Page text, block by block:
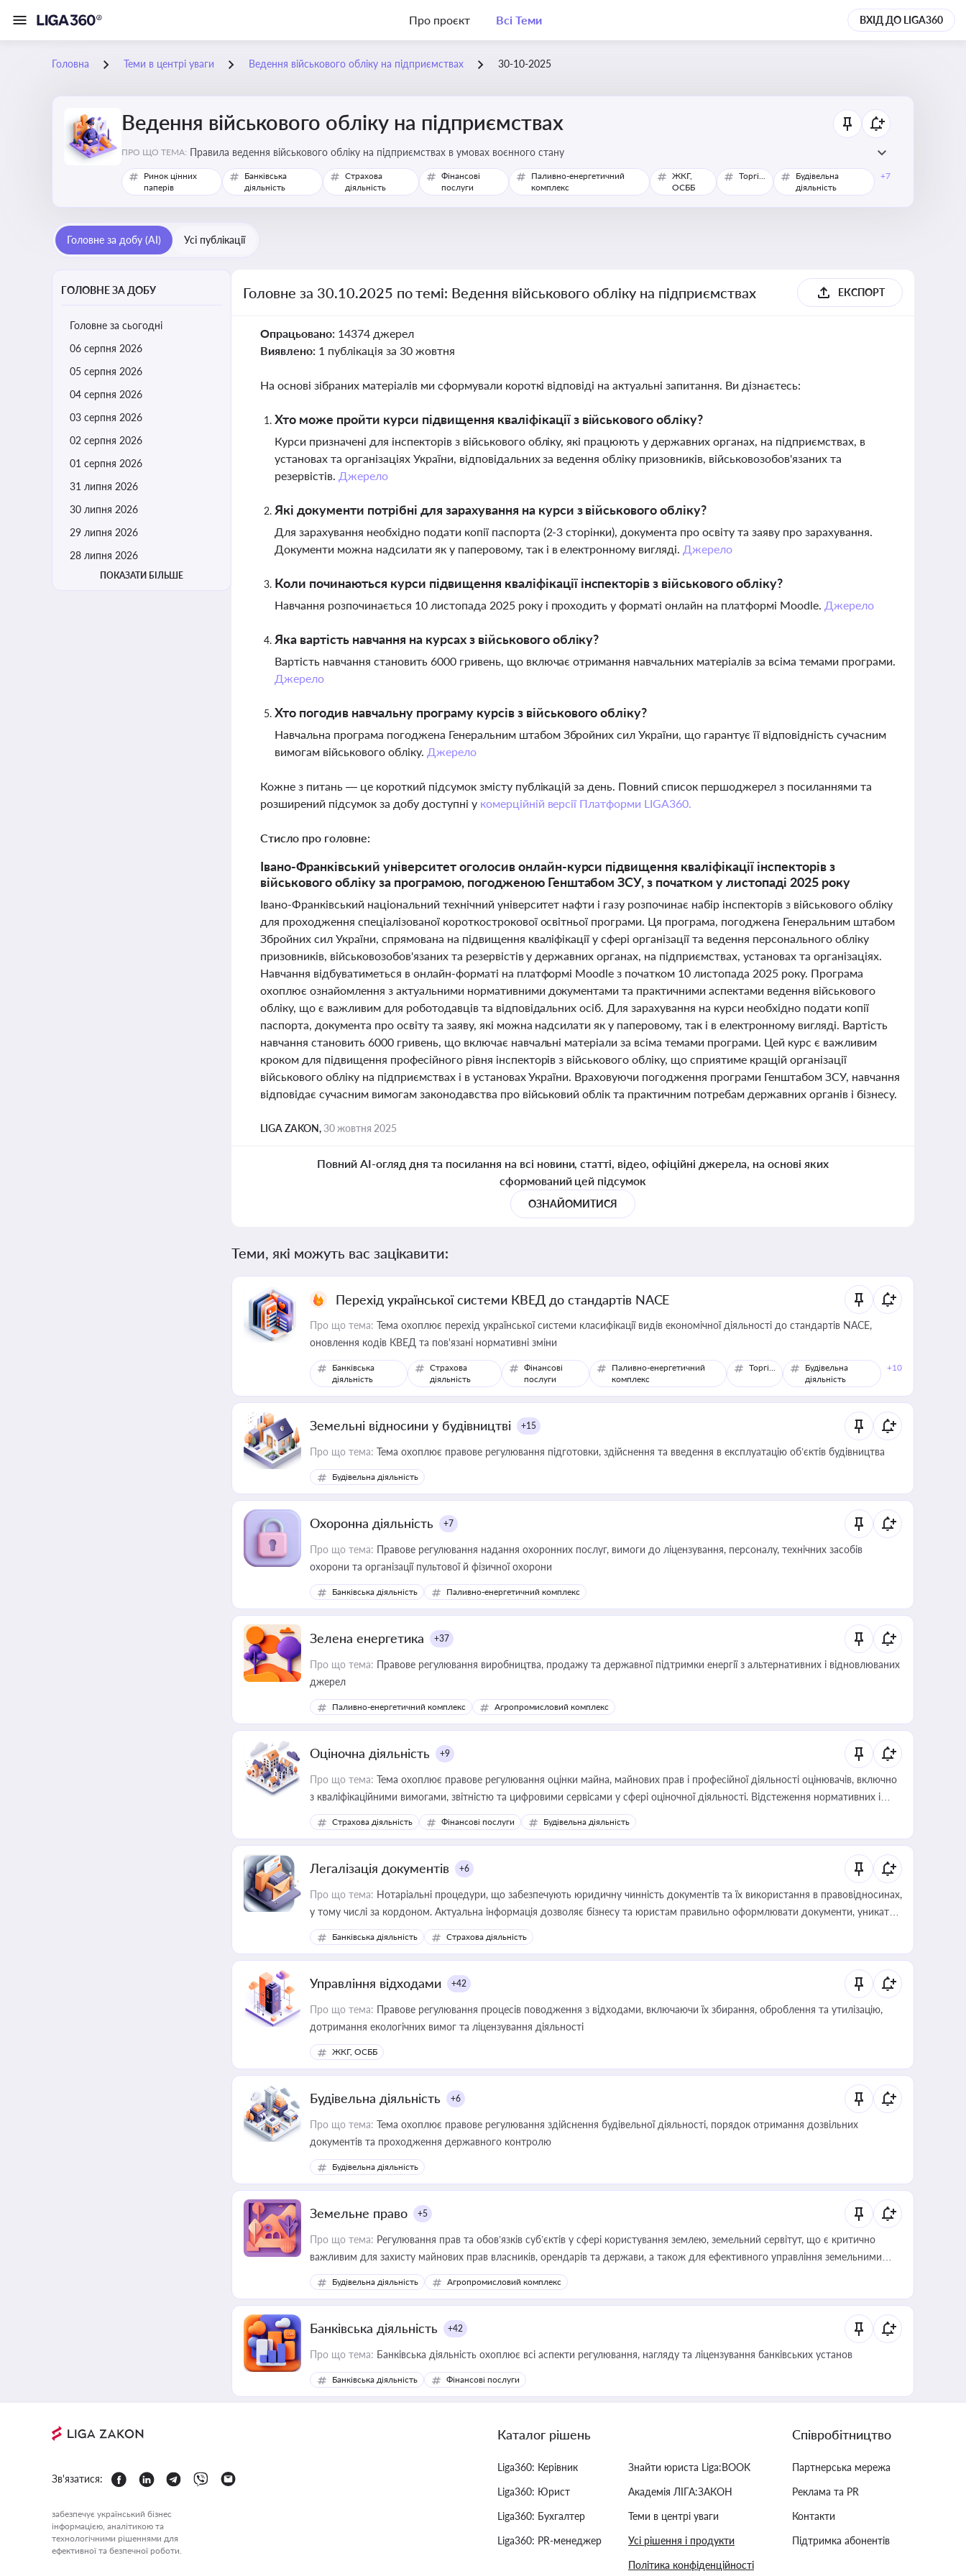
Про проєкт Всі Теми ВХІД ДО LIGA360
Головна Теми в центрі уваги Ведення військового обліку на підприємствах 30-10-2025
Ведення військового обліку на підприємствах
ПРО ЩО ТЕМА: Правила ведення військового обліку на підприємствах в умовах воєнного стану
Ринок цінних
паперів
Банківська
діяльність
Страхова
діяльність
Фінансові
послуги
Паливно-енергетичний
комплекс
ЖКГ,
ОСББ
Торгівля
Будівельна
діяльність
+7
Головне за добу (AI) Усі публікації
ГОЛОВНЕ ЗА ДОБУ
Головне за сьогодні
06 серпня 2026
05 серпня 2026
04 серпня 2026
03 серпня 2026
02 серпня 2026
01 серпня 2026
31 липня 2026
30 липня 2026
29 липня 2026
28 липня 2026
ПОКАЗАТИ БІЛЬШЕ
Головне за 30.10.2025 по темі: Ведення військового обліку на підприємствах ЕКСПОРТ
Опрацьовано: 14374 джерел
Виявлено: 1 публікація за 30 жовтня
На основі зібраних матеріалів ми сформували короткі відповіді на актуальні запитання. Ви дізнаєтесь:
Хто може пройти курси підвищення кваліфікації з військового обліку?
Курси призначені для інспекторів з військового обліку, які працюють у державних органах, на підприємствах, в
установах та організаціях України, відповідальних за ведення обліку призовників, військовозобов'язаних та
резервістів. Джерело
Які документи потрібні для зарахування на курси з військового обліку?
Для зарахування необхідно подати копії паспорта (2-3 сторінки), документа про освіту та заяву про зарахування.
Документи можна надсилати як у паперовому, так і в електронному вигляді. Джерело
Коли починаються курси підвищення кваліфікації інспекторів з військового обліку?
Навчання розпочинається 10 листопада 2025 року і проходить у форматі онлайн на платформі Moodle. Джерело
Яка вартість навчання на курсах з військового обліку?
Вартість навчання становить 6000 гривень, що включає отримання навчальних матеріалів за всіма темами програми.
Джерело
Хто погодив навчальну програму курсів з військового обліку?
Навчальна програма погоджена Генеральним штабом Збройних сил України, що гарантує її відповідність сучасним
вимогам військового обліку. Джерело
Кожне з питань — це короткий підсумок змісту публікацій за день. Повний список першоджерел з посиланнями та
розширений підсумок за добу доступні у комерційній версії Платформи LIGA360.
Стисло про головне:
Івано-Франківський університет оголосив онлайн-курси підвищення кваліфікації інспекторів з
військового обліку за програмою, погодженою Генштабом ЗСУ, з початком у листопаді 2025 року
Івано-Франківський національний технічний університет нафти і газу розпочинає набір інспекторів з військового обліку
для проходження спеціалізованої короткострокової освітньої програми. Ця програма, погоджена Генеральним штабом
Збройних сил України, спрямована на підвищення кваліфікації у сфері організації та ведення персонального обліку
призовників, військовозобов'язаних та резервістів у державних органах, на підприємствах, установах та організаціях.
Навчання відбуватиметься в онлайн-форматі на платформі Moodle з початком 10 листопада 2025 року. Програма
охоплює ознайомлення з актуальними нормативними документами та практичними аспектами ведення військового
обліку, що є важливим для роботодавців та відповідальних осіб. Для зарахування на курси необхідно подати копії
паспорта, документа про освіту та заяву, які можна надсилати як у паперовому, так і в електронному вигляді. Вартість
навчання становить 6000 гривень, що включає навчальні матеріали за всіма темами програми. Цей курс є важливим
кроком для підвищення професійного рівня інспекторів з військового обліку, що сприятиме кращій організації
військового обліку на підприємствах і в установах України. Враховуючи погодження програми Генштабом ЗСУ, навчання
відповідає сучасним вимогам законодавства про військовий облік та практичним потребам державних органів і бізнесу.
LIGA ZAKON,30 жовтня 2025
Повний AI-огляд дня та посилання на всі новини, статті, відео, офіційні джерела, на основі яких
сформований цей підсумок
ОЗНАЙОМИТИСЯ
Теми, які можуть вас зацікавити:
Перехід української системи КВЕД до стандартів NACE
Про що тема: Тема охоплює перехід української системи класифікації видів економічної діяльності до стандартів NACE,
оновлення кодів КВЕД та пов'язані нормативні зміни
Банківська
діяльність
Страхова
діяльність
Фінансові
послуги
Паливно-енергетичний
комплекс
Торгівля
Будівельна
діяльність
+10
Земельні відносини у будівництві +15
Про що тема: Тема охоплює правове регулювання підготовки, здійснення та введення в експлуатацію об’єктів будівництва
Будівельна діяльність
Охоронна діяльність +7
Про що тема: Правове регулювання надання охоронних послуг, вимоги до ліцензування, персоналу, технічних засобів
охорони та організації пультової й фізичної охорони
Банківська діяльність Паливно-енергетичний комплекс
Зелена енергетика +37
Про що тема: Правове регулювання виробництва, продажу та державної підтримки енергії з альтернативних і відновлюваних
джерел
Паливно-енергетичний комплекс Агропромисловий комплекс
Оціночна діяльність +9
Про що тема: Тема охоплює правове регулювання оцінки майна, майнових прав і професійної діяльності оцінювачів, включно
з кваліфікаційними вимогами, звітністю та цифровими сервісами у сфері оціночної діяльності. Відстеження нормативних і
медійних змін у цій сфері корисне для власника бізнесу, керівника, юриста або бухгалтера під час оподаткування,
приватизації, оренди державного майна, корпоративних угод і перевірки статусу суб'єктів оціночної діяльності
Страхова діяльність Фінансові послуги Будівельна діяльність
Легалізація документів +6
Про що тема: Нотаріальні процедури, що забезпечують юридичну чинність документів та їх використання в правовідносинах,
у тому числі за кордоном. Актуальна інформація дозволяє бізнесу та юристам правильно оформлювати документи, уникати
ризиків недійсності та забезпечувати їх належне прийняття органами влади та контрагентами
Банківська діяльність Страхова діяльність
Управління відходами +42
Про що тема: Правове регулювання процесів поводження з відходами, включаючи їх збирання, оброблення та утилізацію,
дотримання екологічних вимог та ліцензування діяльності
ЖКГ, ОСББ
Будівельна діяльність +6
Про що тема: Тема охоплює правове регулювання здійснення будівельної діяльності, порядок отримання дозвільних
документів та проходження державного контролю
Будівельна діяльність
Земельне право +5
Про що тема: Регулювання прав та обов’язків суб’єктів у сфері користування землею, земельний сервітут, що є критично
важливим для захисту майнових прав власників, орендарів та держави, а також для ефективного управління земельними
ресурсами
Будівельна діяльність Агропромисловий комплекс
Банківська діяльність +42
Про що тема: Банківська діяльність охоплює всі аспекти регулювання, нагляду та ліцензування банківських установ
Банківська діяльність Фінансові послуги
Зв'язатися:
забезпечує український бізнес
інформацією, аналітикою та
технологічними рішеннями для
ефективної та безпечної роботи.
Каталог рішень
Liga360: Керівник
Liga360: Юрист
Liga360: Бухгалтер
Liga360: PR-менеджер
Знайти юриста Liga:BOOK
Академія ЛІГА:ЗАКОН
Теми в центрі уваги
Усі рішення і продукти
Політика конфіденційності
Співробітництво
Партнерська мережа
Реклама та PR
Контакти
Підтримка абонентів